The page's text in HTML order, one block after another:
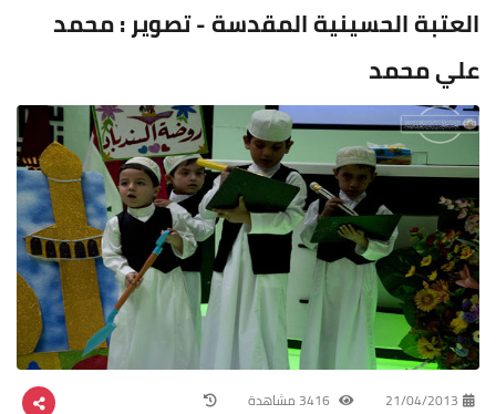
العتبة الحسينية المقدسة - تصوير : محمد
علي محمد
21/04/2013